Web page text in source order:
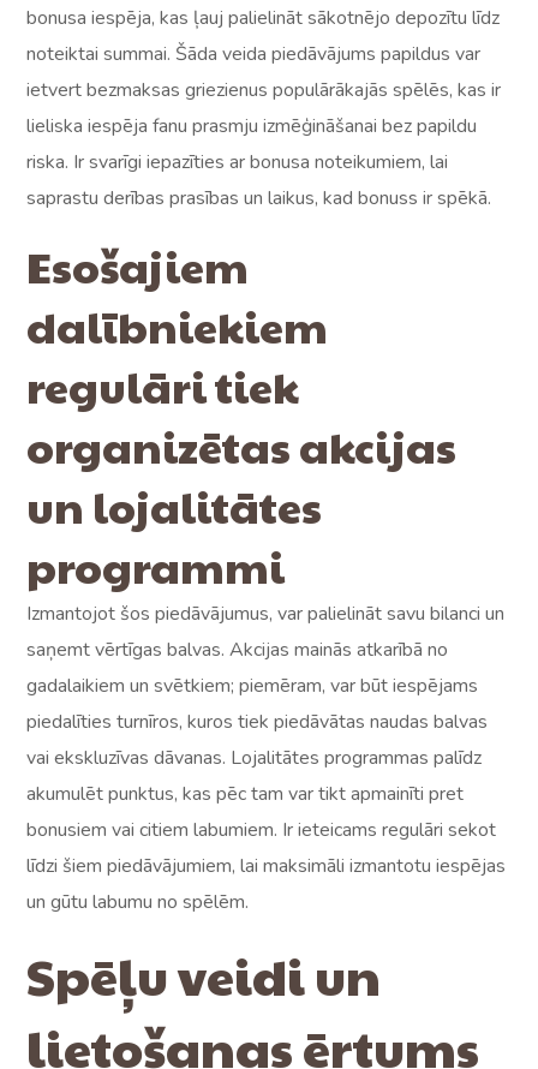
bonusa iespēja, kas ļauj palielināt sākotnējo depozītu līdz
noteiktai summai. Šāda veida piedāvājums papildus var
ietvert bezmaksas griezienus populārākajās spēlēs, kas ir
lieliska iespēja fanu prasmju izmēģināšanai bez papildu
riska. Ir svarīgi iepazīties ar bonusa noteikumiem, lai
saprastu derības prasības un laikus, kad bonuss ir spēkā.
Esošajiem
dalībniekiem
regulāri tiek
organizētas akcijas
un lojalitātes
programmi
Izmantojot šos piedāvājumus, var palielināt savu bilanci un
saņemt vērtīgas balvas. Akcijas mainās atkarībā no
gadalaikiem un svētkiem; piemēram, var būt iespējams
piedalīties turnīros, kuros tiek piedāvātas naudas balvas
vai ekskluzīvas dāvanas. Lojalitātes programmas palīdz
akumulēt punktus, kas pēc tam var tikt apmainīti pret
bonusiem vai citiem labumiem. Ir ieteicams regulāri sekot
līdzi šiem piedāvājumiem, lai maksimāli izmantotu iespējas
un gūtu labumu no spēlēm.
Spēļu veidi un
lietošanas ērtums